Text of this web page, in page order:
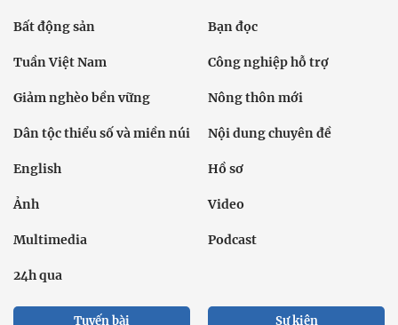
Bất động sản Bạn đọc
Tuần Việt Nam Công nghiệp hỗ trợ
Giảm nghèo bền vững Nông thôn mới
Dân tộc thiểu số và miền núi Nội dung chuyên đề
English Hồ sơ
Ảnh Video
Multimedia Podcast
24h qua
Tuyến bài Sự kiện